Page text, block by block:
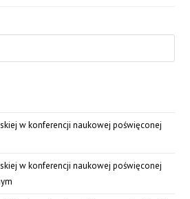
w konferencji naukowej poświęconej
w konferencji naukowej poświęconej